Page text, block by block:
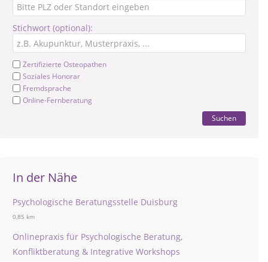
Stichwort (optional):
Zertifizierte Osteopathen
Soziales Honorar
Fremdsprache
Online-Fernberatung
Suchen
In der Nähe
Psychologische Beratungsstelle Duisburg
0,85 km
Onlinepraxis für Psychologische Beratung,
Konfliktberatung & Integrative Workshops